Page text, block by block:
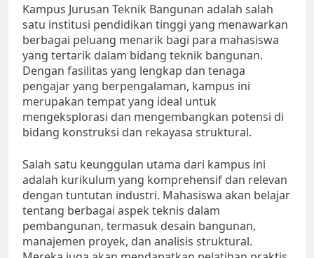
Kampus Jurusan Teknik Bangunan adalah salah
satu institusi pendidikan tinggi yang menawarkan
berbagai peluang menarik bagi para mahasiswa
yang tertarik dalam bidang teknik bangunan.
Dengan fasilitas yang lengkap dan tenaga
pengajar yang berpengalaman, kampus ini
merupakan tempat yang ideal untuk
mengeksplorasi dan mengembangkan potensi di
bidang konstruksi dan rekayasa struktural.
Salah satu keunggulan utama dari kampus ini
adalah kurikulum yang komprehensif dan relevan
dengan tuntutan industri. Mahasiswa akan belajar
tentang berbagai aspek teknis dalam
pembangunan, termasuk desain bangunan,
manajemen proyek, dan analisis struktural.